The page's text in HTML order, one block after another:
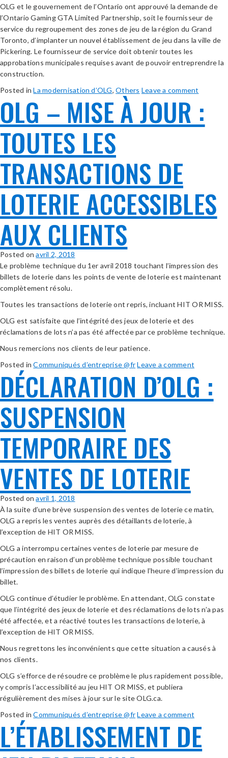
OLG et le gouvernement de l’Ontario ont approuvé la demande de
l’Ontario Gaming GTA Limited Partnership, soit le fournisseur de
service du regroupement des zones de jeu de la région du Grand
Toronto, d’implanter un nouvel établissement de jeu dans la ville de
Pickering. Le fournisseur de service doit obtenir toutes les
approbations municipales requises avant de pouvoir entreprendre la
construction.
Posted inLa modernisation d’OLG,Others Leave a comment
OLG – MISE À JOUR :
TOUTES LES
TRANSACTIONS DE
LOTERIE ACCESSIBLES
AUX CLIENTS
Posted onavril 2, 2018
Le problème technique du 1er avril 2018 touchant l’impression des
billets de loterie dans les points de vente de loterie est maintenant
complètement résolu.
Toutes les transactions de loterie ont repris, incluant HIT OR MISS.
OLG est satisfaite que l’intégrité des jeux de loterie et des
réclamations de lots n’a pas été affectée par ce problème technique.
Nous remercions nos clients de leur patience.
Posted inCommuniqués d’entreprise @frLeave a comment
DÉCLARATION D’OLG :
SUSPENSION
TEMPORAIRE DES
VENTES DE LOTERIE
Posted onavril 1, 2018
À la suite d’une brève suspension des ventes de loterie ce matin,
OLG a repris les ventes auprès des détaillants de loterie, à
l’exception de HIT OR MISS.
OLG a interrompu certaines ventes de loterie par mesure de
précaution en raison d’un problème technique possible touchant
l’impression des billets de loterie qui indique l’heure d’impression du
billet.
OLG continue d’étudier le problème. En attendant, OLG constate
que l’intégrité des jeux de loterie et des réclamations de lots n’a pas
été affectée, et a réactivé toutes les transactions de loterie, à
l’exception de HIT OR MISS.
Nous regrettons les inconvénients que cette situation a causés à
nos clients.
OLG s’efforce de résoudre ce problème le plus rapidement possible,
y compris l’accessibilité au jeu HIT OR MISS, et publiera
régulièrement des mises à jour sur le site OLG.ca.
Posted inCommuniqués d’entreprise @frLeave a comment
L’ÉTABLISSEMENT DE